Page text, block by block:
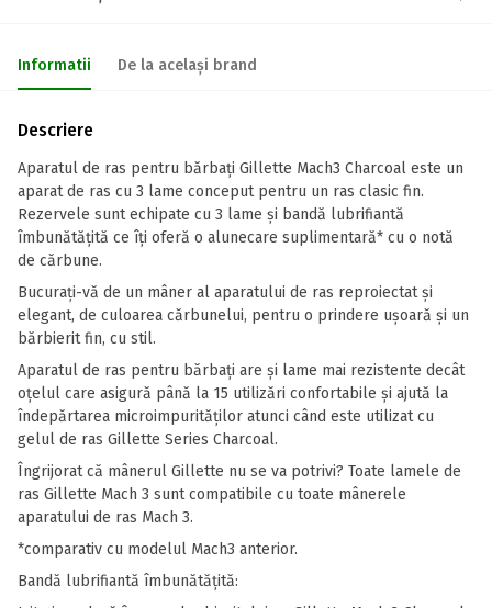
Informatii De la același brand
Descriere
Aparatul de ras pentru bărbați Gillette Mach3 Charcoal este un
aparat de ras cu 3 lame conceput pentru un ras clasic fin.
Rezervele sunt echipate cu 3 lame și bandă lubrifiantă
îmbunătățită ce îți oferă o alunecare suplimentară* cu o notă
de cărbune.
Bucurați-vă de un mâner al aparatului de ras reproiectat și
elegant, de culoarea cărbunelui, pentru o prindere ușoară și un
bărbierit fin, cu stil.
Aparatul de ras pentru bărbați are și lame mai rezistente decât
oțelul care asigură până la 15 utilizări confortabile și ajută la
îndepărtarea microimpurităților atunci când este utilizat cu
gelul de ras Gillette Series Charcoal.
Îngrijorat că mânerul Gillette nu se va potrivi? Toate lamele de
ras Gillette Mach 3 sunt compatibile cu toate mânerele
aparatului de ras Mach 3.
*comparativ cu modelul Mach3 anterior.
Bandă lubrifiantă îmbunătățită: